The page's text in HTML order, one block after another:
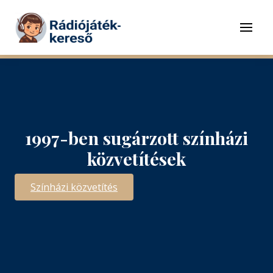
Tovább a tartalomhoz
Menü
1997-ben sugárzott színházi
közvetítések
Színházi közvetítés